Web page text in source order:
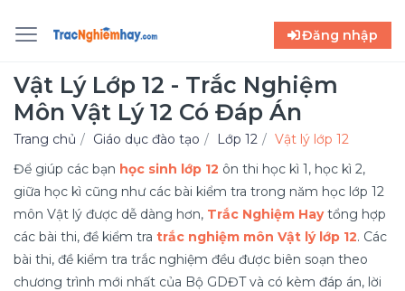
Đăng nhập
Vật Lý Lớp 12 - Trắc Nghiệm
Môn Vật Lý 12 Có Đáp Án
Trang chủ Giáo dục đào tạo Lớp 12
Vật lý lớp 12
Để giúp các bạn học sinh lớp 12 ôn thi học kì 1, học kì 2,
giữa học kì cũng như các bài kiểm tra trong năm học lớp 12
môn Vật lý được dễ dàng hơn, Trắc Nghiệm Haytổng hợp
các bài thi, đề kiểm tra trắc nghiệm môn Vật lý lớp 12. Các
bài thi, đề kiểm tra trắc nghiệm đều được biên soạn theo
chương trình mới nhất của Bộ GDĐT và có kèm đáp án, lời